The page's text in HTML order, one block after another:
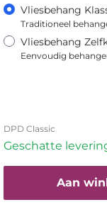
Vliesbehang
Traditioneel
Vliesbehang
Eenvoudig
DPD Classic
Geschatte
Aan